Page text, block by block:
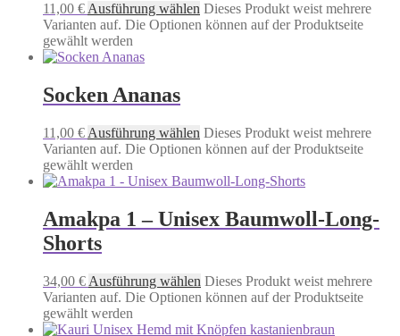
11,00 € Ausführung wählen Dieses Produkt weist mehrere
Varianten auf. Die Optionen können auf der Produktseite
gewählt werden
Socken Ananas
11,00 € Ausführung wählen Dieses Produkt weist mehrere
Varianten auf. Die Optionen können auf der Produktseite
gewählt werden
Amakpa 1 – Unisex Baumwoll-Long-
Shorts
34,00 € Ausführung wählen Dieses Produkt weist mehrere
Varianten auf. Die Optionen können auf der Produktseite
gewählt werden